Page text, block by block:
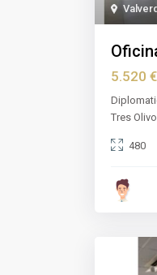
5.520 €
Tres
480